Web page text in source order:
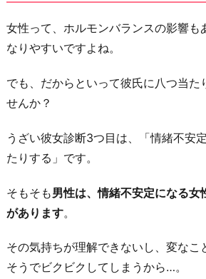
事
が
忙
い
こ
に
腹
立
て
る
5.
女性って、ホルモンバランスの影響も
なりやすいですよね。
でも、だからといって彼氏に八つ当た
せんか？
うざい彼女診断3つ目は、「情緒不安
たりする」です。
そもそも男性は、情緒不安定になる女
があります。
その気持ちが理解できないし、変なこ
そうでビクビクしてしまうから…。